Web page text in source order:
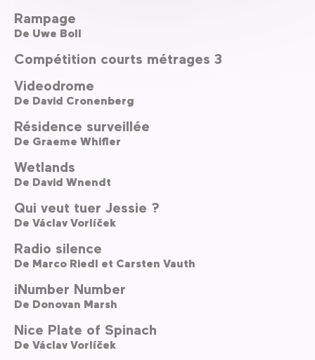
Rampage
De Uwe Boll
Compétition courts métrages 3
Videodrome
De David Cronenberg
Résidence surveillée
De Graeme Whifler
Wetlands
De David Wnendt
Qui veut tuer Jessie ?
De Václav Vorlíček
Radio silence
De Marco Riedl et Carsten Vauth
iNumber Number
De Donovan Marsh
Nice Plate of Spinach
De Václav Vorlíček